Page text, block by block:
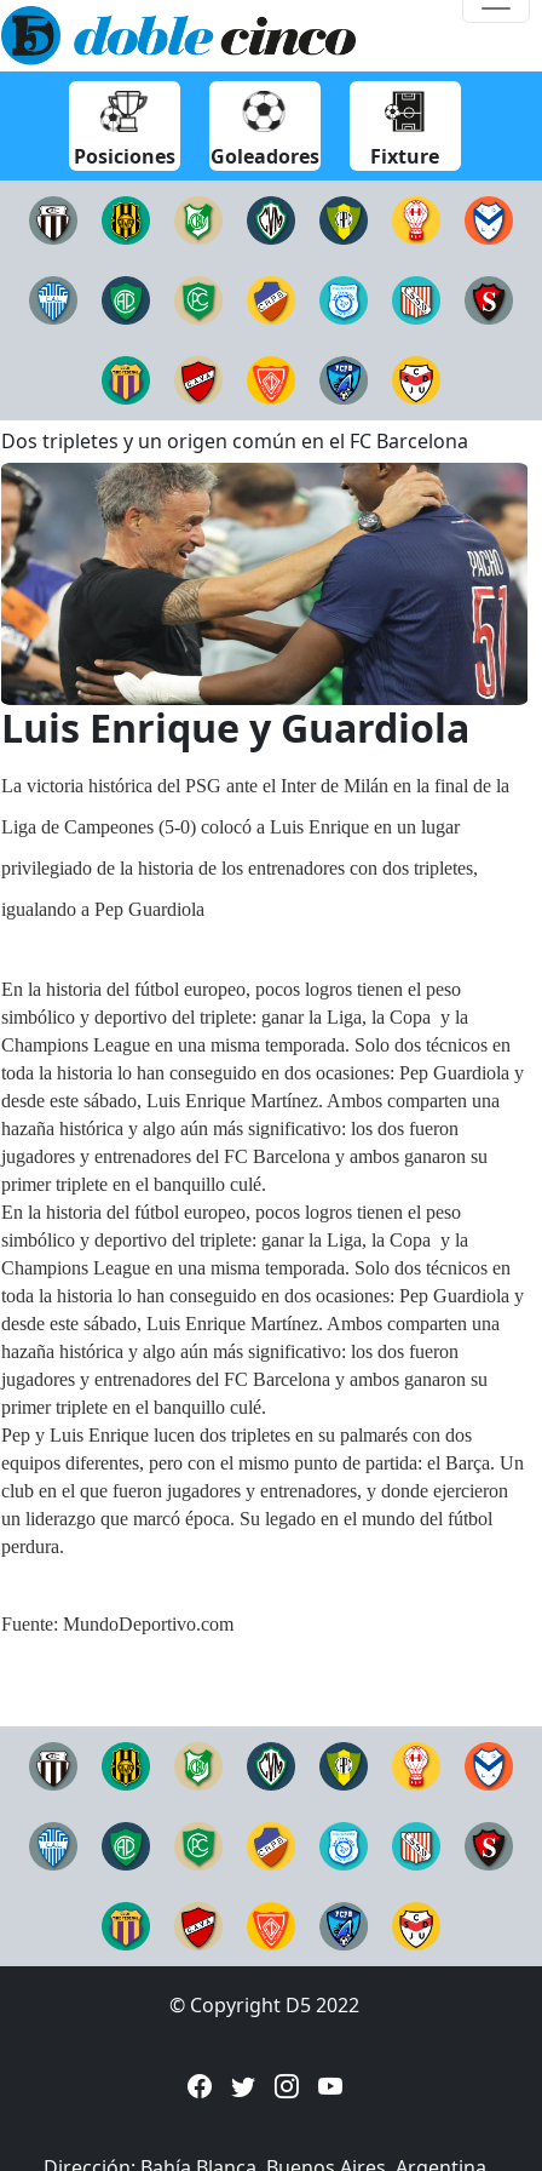
Posiciones Goleadores Fixture
Dos tripletes y un origen común en el FC Barcelona
Luis Enrique y Guardiola
La victoria histórica del PSG ante el Inter de Milán en la final de la
Liga de Campeones (5-0) colocó a Luis Enrique en un lugar
privilegiado de la historia de los entrenadores con dos tripletes,
igualando a Pep Guardiola
En la historia del fútbol europeo, pocos logros tienen el peso
simbólico y deportivo del triplete: ganar la Liga, la Copa y la
Champions League en una misma temporada. Solo dos técnicos en
toda la historia lo han conseguido en dos ocasiones: Pep Guardiola y
desde este sábado, Luis Enrique Martínez. Ambos comparten una
hazaña histórica y algo aún más significativo: los dos fueron
jugadores y entrenadores del FC Barcelona y ambos ganaron su
primer triplete en el banquillo culé.
En la historia del fútbol europeo, pocos logros tienen el peso
simbólico y deportivo del triplete: ganar la Liga, la Copa y la
Champions League en una misma temporada. Solo dos técnicos en
toda la historia lo han conseguido en dos ocasiones: Pep Guardiola y
desde este sábado, Luis Enrique Martínez. Ambos comparten una
hazaña histórica y algo aún más significativo: los dos fueron
jugadores y entrenadores del FC Barcelona y ambos ganaron su
primer triplete en el banquillo culé.
Pep y Luis Enrique lucen dos tripletes en su palmarés con dos
equipos diferentes, pero con el mismo punto de partida: el Barça. Un
club en el que fueron jugadores y entrenadores, y donde ejercieron
un liderazgo que marcó época. Su legado en el mundo del fútbol
perdura.
Fuente: MundoDeportivo.com
© Copyright D5 2022